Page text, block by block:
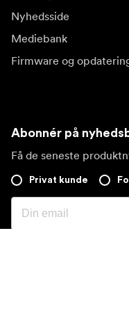
Nyhedsside
Mediebank
Firmware og
Abonnér på
Få de seneste
Privat kunde